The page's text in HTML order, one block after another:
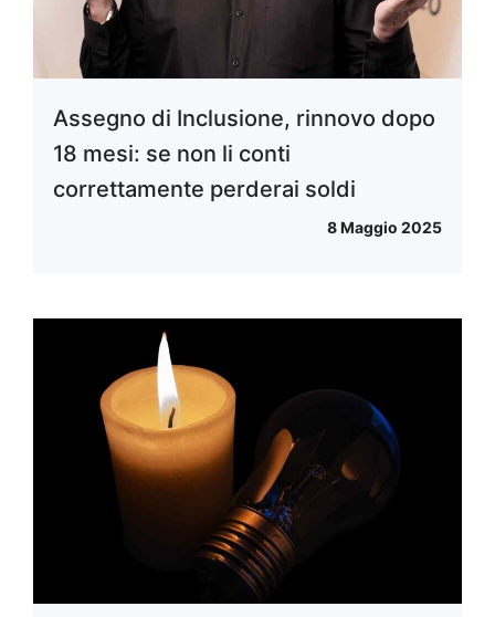
Assegno di Inclusione, rinnovo dopo
18 mesi: se non li conti
correttamente perderai soldi
8 Maggio 2025